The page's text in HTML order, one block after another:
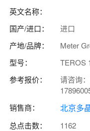
英文名称：
国产/进口：
进口
产地/品牌：
Meter
型号：
TEROS
参考报价：
请咨询
销售商：
北京多
总点击数：
1162